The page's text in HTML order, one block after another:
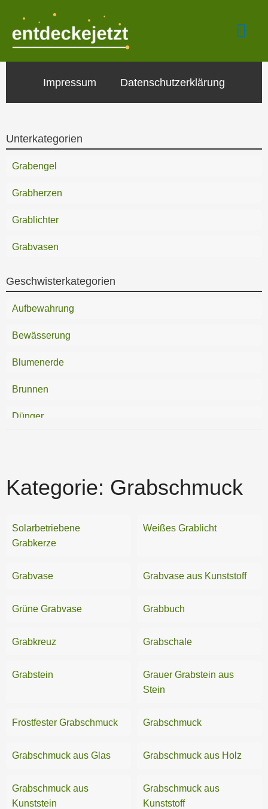
springen
Unterkategorien
Grabengel
Grabherzen
Grablichter
Grabvasen
Geschwisterkategorien
Aufbewahrung
Bewässerung
Blumenerde
Brunnen
Dünger
Gartenhäuser
Gartenspielzeug
Gewächshäuser
Grillen
Sichtschutz
Kategorie: Grabschmuck
Solarbetriebene
Grabkerze
Weißes Grablicht
Grabvase Grabvase aus Kunststoff
Grüne Grabvase Grabbuch
Grabkreuz Grabschale
Grabstein
Grauer Grabstein aus
Stein
Frostfester Grabschmuck Grabschmuck
Grabschmuck aus Glas Grabschmuck aus Holz
Grabschmuck aus
Kunststein
Grabschmuck aus
Kunststoff
Impressum Datenschutzerklärung